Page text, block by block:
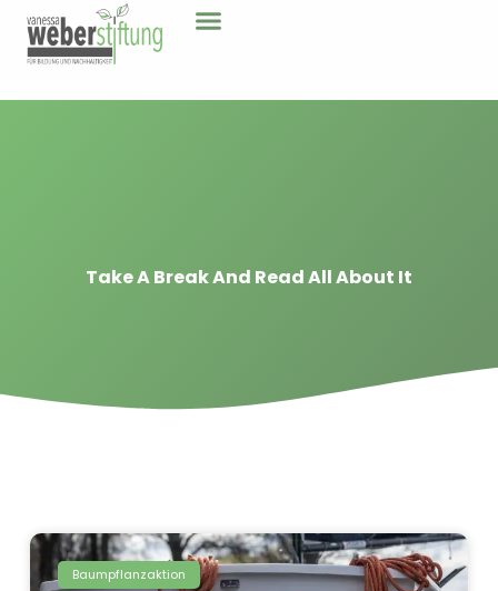
Take A Break And Read All About It
Baumpflanzaktion